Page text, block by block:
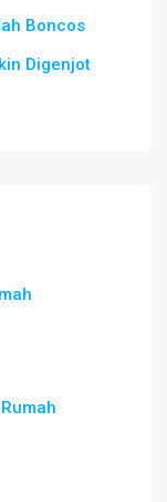
Boncos
Digenjot